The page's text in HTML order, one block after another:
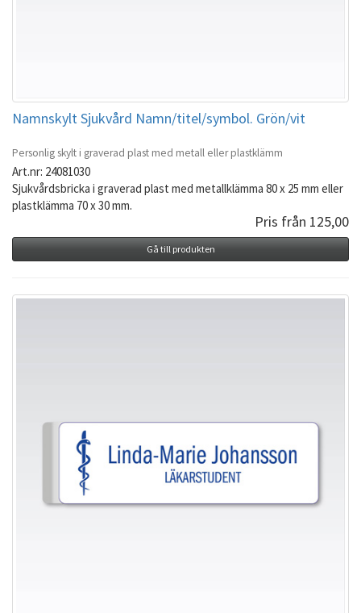
Namnskylt Sjukvård Namn/titel/symbol. Grön/vit
Personlig skylt i graverad plast med metall eller plastklämm
Art.nr: 24081030
Sjukvårdsbricka i graverad plast med metallklämma 80 x 25 mm eller
plastklämma 70 x 30 mm.
Pris från 125,00
Gå till produkten